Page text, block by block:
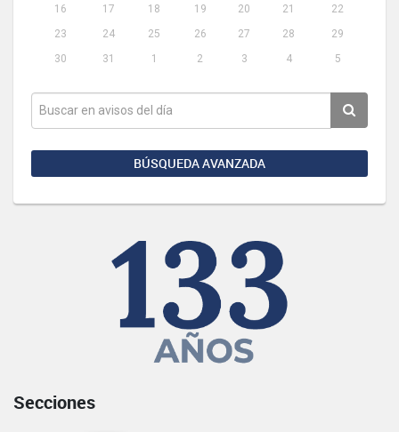
16
17 18 19 20 21
22
23
24 25 26 27 28
29
30
31 1 2 3 4 5
BÚSQUEDA AVANZADA
Secciones